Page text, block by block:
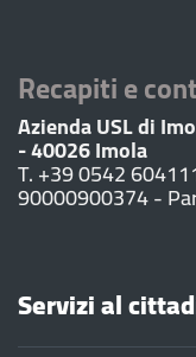
Recapiti e
Azienda USL di
- 40026 Imola
T. +39 0542
90000900374 -
Servizi al